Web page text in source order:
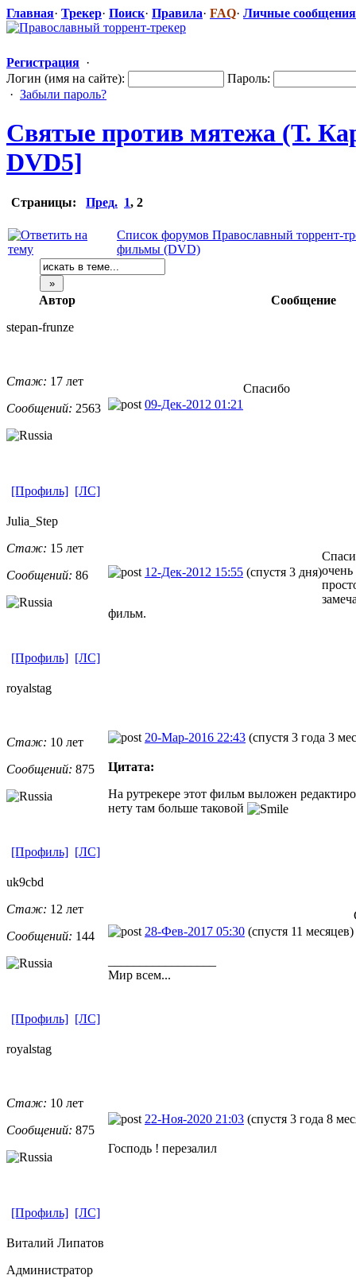
Главная· Трекер· Поиск· Правила· FAQ· Личные сообщения
Регистрация ·
Логин (имя на сайте):
Пароль:
· Забыли пароль?
Святые против мятежа (Т.
DVD5]
Страницы: Пред. 1, 2
Список форумов Православный торрент-
фильмы (DVD)
Автор
Сообщение
stepan-frunz​e
Стаж: 17 лет
Сообщений: 2563 09-Дек-2012 01:21
Спасибо
[Профиль] [ЛС]
Julia_Step
Стаж: 15 лет
Сообщений: 86 12-Дек-2012 15:55 (спустя 3 дня)
фильм.
[Профиль] [ЛС]
royalstag
Стаж: 10 лет
Сообщений: 875
20-Мар-2016 22:43 (спустя 3 года 3
Цитата:
На рутрекере этот фильм выложен
нету там больше таковой
[Профиль] [ЛС]
uk9cbd
Стаж: 12 лет
Сообщений: 144 28-Фев-2017 05:30 (спустя 11 месяцев)
Мир всем...
[Профиль] [ЛС]
royalstag
Стаж: 10 лет
Сообщений: 875
22-Ноя-2020 21:03 (спустя 3 года 8
Господь ! перезалил
[Профиль] [ЛС]
Виталий Липатов
Администратор